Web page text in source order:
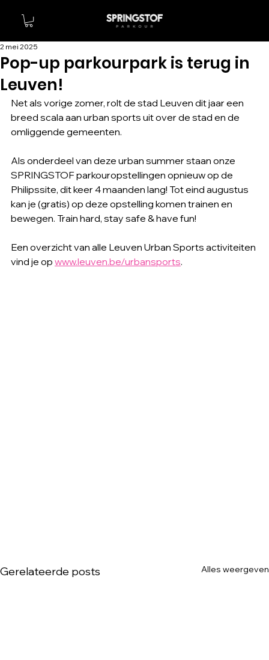
Pop-up parkourpark is terug in
Leuven!
2 mei 2025
Net als vorige zomer, rolt de stad Leuven dit jaar een
breed scala aan urban sports uit over de stad en de
omliggende gemeenten.
Als onderdeel van deze urban summer staan onze
SPRINGSTOF parkouropstellingen opnieuw op de
Philipssite, dit keer 4 maanden lang! Tot eind augustus
kan je (gratis) op deze opstelling komen trainen en
bewegen. Train hard, stay safe & have fun!
Een overzicht van alle Leuven Urban Sports activiteiten
vind je op www.leuven.be/urbansports.
Gerelateerde posts Alles weergeven